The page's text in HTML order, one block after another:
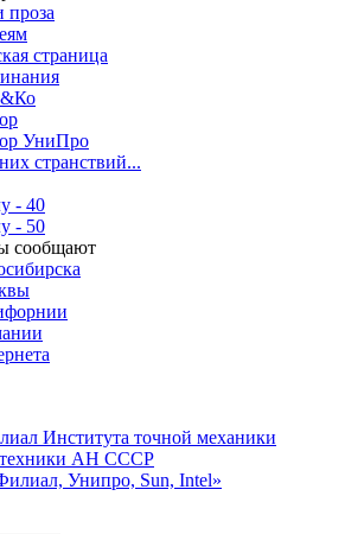
проза
страница
УниПро
странствий...
- 40
- 50
сообщают
Института точной механики
техники АН СССР
Унипро, Sun, Intel»